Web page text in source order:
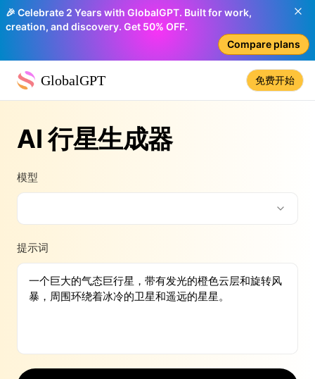
🎉 Celebrate 2 Years with GlobalGPT. Built for work,
creation, and discovery. Get 50% OFF.
Compare plans
GlobalGPT 免费开始
AI 行星生成器
模型
提示词